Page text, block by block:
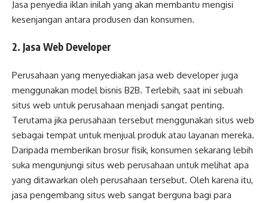
Jasa penyedia iklan inilah yang akan membantu mengisi
kesenjangan antara produsen dan konsumen.
2. Jasa Web Developer
Perusahaan yang menyediakan jasa web developer juga
menggunakan model bisnis B2B. Terlebih, saat ini sebuah
situs web untuk perusahaan menjadi sangat penting.
Terutama jika perusahaan tersebut menggunakan situs web
sebagai tempat untuk menjual produk atau layanan mereka.
Daripada memberikan brosur fisik, konsumen sekarang lebih
suka mengunjungi situs web perusahaan untuk melihat apa
yang ditawarkan oleh perusahaan tersebut. Oleh karena itu,
jasa pengembang situs web sangat berguna bagi para